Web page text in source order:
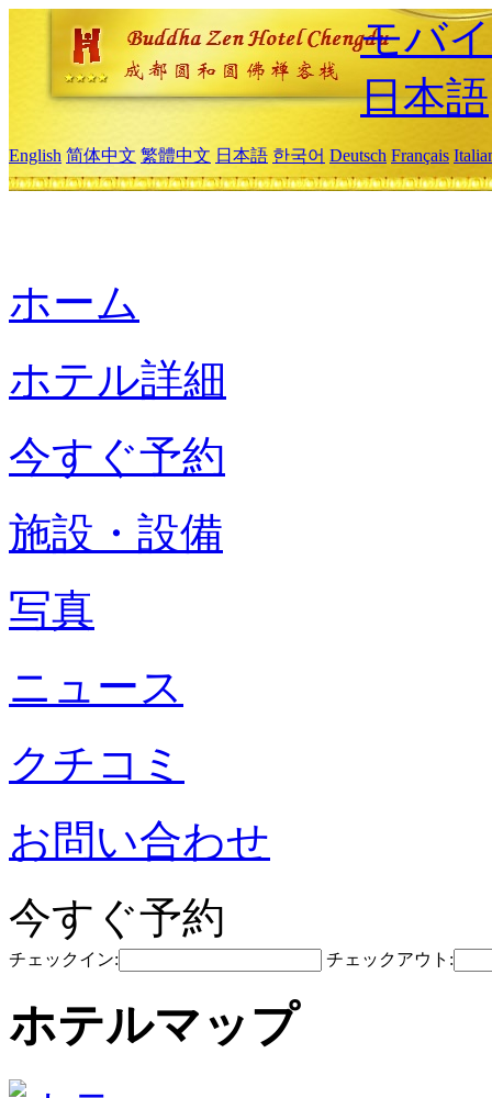
モバ
日本語
English 简体中文 繁體中文 日本語 한국어 Deutsch Français
ホーム
ホテル詳細
今すぐ予約
施設・設備
写真
ニュース
クチコミ
お問い合わせ
今すぐ予約
チェックイン: チェックアウト:
ホテルマップ